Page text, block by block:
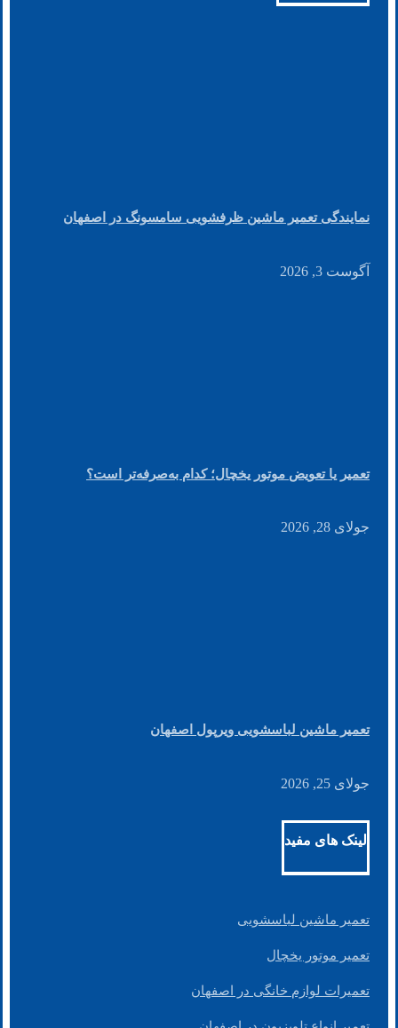
نمایندگی تعمیر ماشین ظرفشویی سامسونگ در اصفهان
آگوست 3, 2026
تعمیر یا تعویض موتور یخچال؛ کدام به‌صرفه‌تر است؟
جولای 28, 2026
تعمیر ماشین لباسشویی ویرپول اصفهان
جولای 25, 2026
لینک های مفید
تعمیر ماشین لباسشویی
تعمیر موتور یخچال
تعمیرات لوازم خانگی در اصفهان